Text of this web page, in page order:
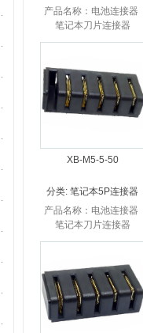
产品名称：电池连接器
笔记本刀片连接器
品 牌：溪榜电子 笔记本
笔记本电池连接器P...
XB-M5-5-50
分类: 笔记本5P连接器
产品名称：电池连接器
笔记本刀片连接器
品 牌：溪榜电子 笔记本
笔记本电池连接器P...